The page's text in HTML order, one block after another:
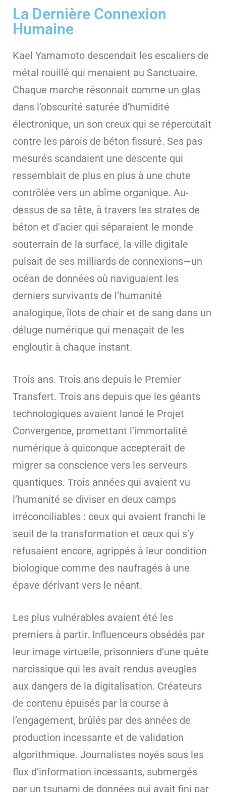
La Dernière Connexion
Humaine
Kael Yamamoto descendait les escaliers de
métal rouillé qui menaient au Sanctuaire.
Chaque marche résonnait comme un glas
dans l’obscurité saturée d’humidité
électronique, un son creux qui se répercutait
contre les parois de béton fissuré. Ses pas
mesurés scandaient une descente qui
ressemblait de plus en plus à une chute
contrôlée vers un abîme organique. Au-
dessus de sa tête, à travers les strates de
béton et d’acier qui séparaient le monde
souterrain de la surface, la ville digitale
pulsait de ses milliards de connexions—un
océan de données où naviguaient les
derniers survivants de l’humanité
analogique, îlots de chair et de sang dans un
déluge numérique qui menaçait de les
engloutir à chaque instant.
Trois ans. Trois ans depuis le Premier
Transfert. Trois ans depuis que les géants
technologiques avaient lancé le Projet
Convergence, promettant l’immortalité
numérique à quiconque accepterait de
migrer sa conscience vers les serveurs
quantiques. Trois années qui avaient vu
l’humanité se diviser en deux camps
irréconciliables : ceux qui avaient franchi le
seuil de la transformation et ceux qui s’y
refusaient encore, agrippés à leur condition
biologique comme des naufragés à une
épave dérivant vers le néant.
Les plus vulnérables avaient été les
premiers à partir. Influenceurs obsédés par
leur image virtuelle, prisonniers d’une quête
narcissique qui les avait rendus aveugles
aux dangers de la digitalisation. Créateurs
de contenu épuisés par la course à
l’engagement, brûlés par des années de
production incessante et de validation
algorithmique. Journalistes noyés sous les
flux d’information incessants, submergés
par un tsunami de données qui avait fini par